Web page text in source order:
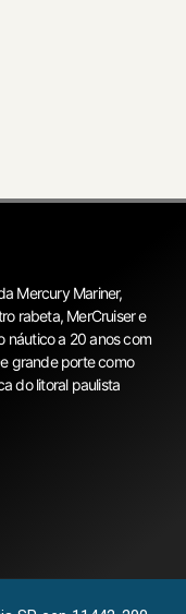
Mercury Mariner,
rabeta, MerCruiser e
náutico a 20 anos com
grande porte como
do litoral paulista